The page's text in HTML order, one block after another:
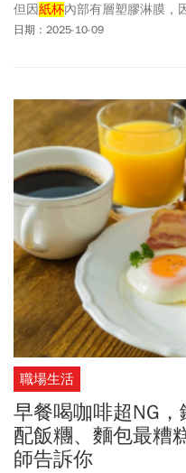
但因紙杯內部有層塑膠淋膜，
日期：2025-10-09
職場生活
早餐喝咖啡超NG
配飯糰、麵包最糟
師告訴你